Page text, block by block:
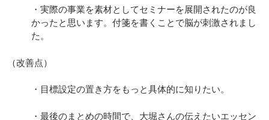
・実際の事業を素材としてセミナーを展開されたのが良
かったと思います。付箋を書くことで脳が刺激されまし
た。
（改善点）
・目標設定の置き方をもっと具体的に知りたい。
・最後のまとめの時間で、大堀さんの伝えたいエッセン